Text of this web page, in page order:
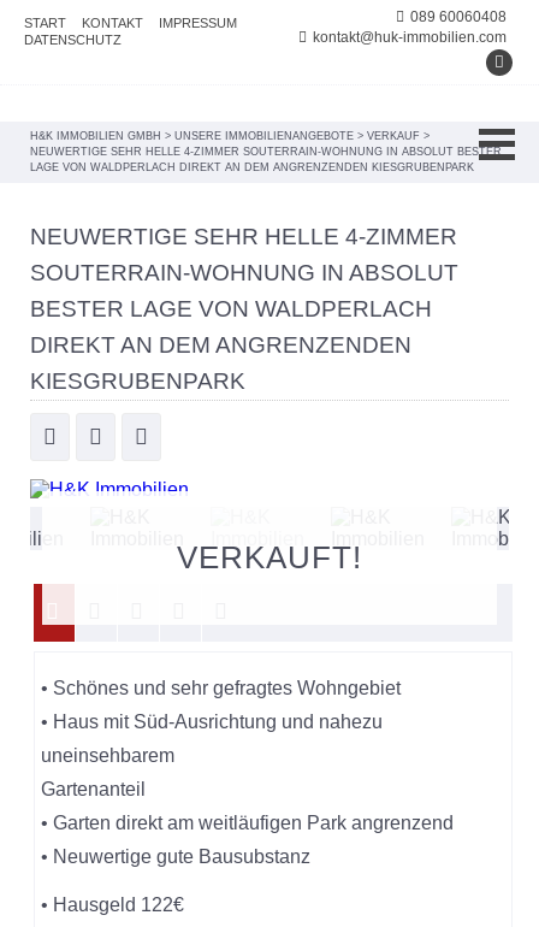
START KONTAKT
IMPRESSUM
DATENSCHUTZ
089 60060408
kontakt@huk-immobilien.com
H&K IMMOBILIEN GMBH > UNSERE IMMOBILIENANGEBOTE > VERKAUF >
NEUWERTIGE SEHR HELLE 4-ZIMMER SOUTERRAIN-WOHNUNG IN ABSOLUT BESTER
LAGE VON WALDPERLACH DIREKT AN DEM ANGRENZENDEN KIESGRUBENPARK
NEUWERTIGE SEHR HELLE 4-ZIMMER
SOUTERRAIN-WOHNUNG IN ABSOLUT
BESTER LAGE VON WALDPERLACH
DIREKT AN DEM ANGRENZENDEN
KIESGRUBENPARK
VERKAUFT!
• Schönes und sehr gefragtes Wohngebiet
• Haus mit Süd-Ausrichtung und nahezu
uneinsehbarem
Gartenanteil
• Garten direkt am weitläufigen Park angrenzend
• Neuwertige gute Bausubstanz
• Hausgeld 122€